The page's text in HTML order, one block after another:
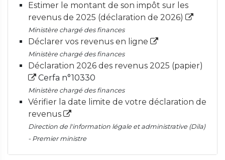
Estimer le montant de son impôt sur les
revenus de 2025 (déclaration de 2026)
Ministère chargé des finances
Déclarer vos revenus en ligne
Ministère chargé des finances
Déclaration 2026 des revenus 2025 (papier)
Cerfa n°10330
Ministère chargé des finances
Vérifier la date limite de votre déclaration de
revenus
Direction de l'information légale et administrative (Dila)
- Premier ministre